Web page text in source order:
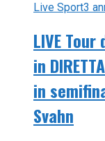
Live Sport3
LIVE
in
in
Svahn